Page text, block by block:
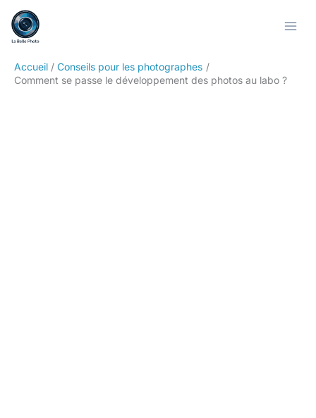
contenu
Accueil
Conseils pour les photographes
Comment se passe le développement des photos au labo ?
Rechercher